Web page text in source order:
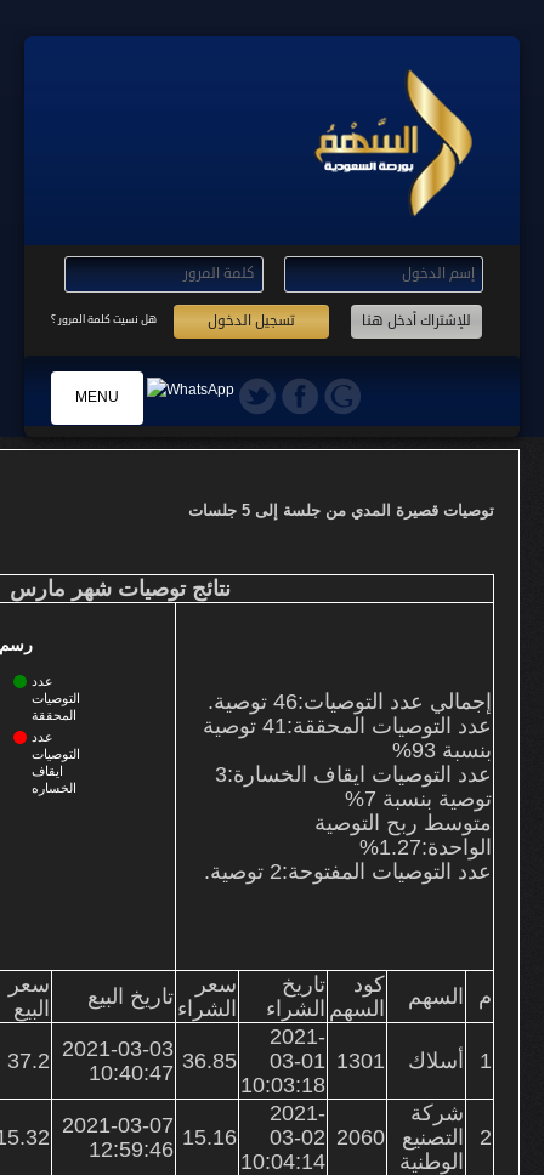
تسجيل الدخول هل نسيت كلمة المرور ؟
MENU
من نحن
توصيات قصيرة المدي من جلسة إلى 5 جلسات
نتائج توصيات شهر مارس
إجمالي عدد التوصيات:46 توصية.
عدد التوصيات المحققة:41 توصية
بنسبة 93%
عدد التوصيات ايقاف الخسارة:3
توصية بنسبة 7%
متوسط ربح التوصية
الواحدة:1.27%
عدد التوصيات المفتوحة:2 توصية.
رسم
عدد
التوصيات
المحققة
عدد
التوصيات
ايقاف
الخساره
م السهم
كود
السهم
تاريخ
الشراء
سعر
الشراء تاريخ البيع
سعر
البيع
1 أسلاك 1301
2021-
03-01
10:03:18
36.85
2021-03-03
10:40:47
37.2
2
شركة
التصنيع
الوطنية
2060
2021-
03-02
10:04:14
15.16
2021-03-07
12:59:46